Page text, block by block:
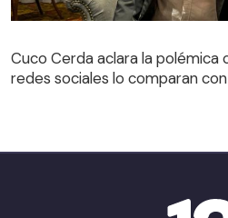
Cuco Cerda aclara la polémica
redes sociales lo comparan